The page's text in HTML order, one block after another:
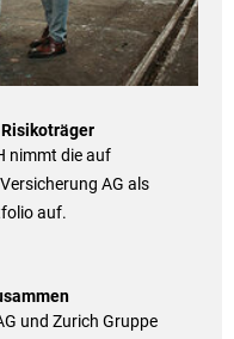
nimmt die auf
AG als
auf.
und Zurich Gruppe